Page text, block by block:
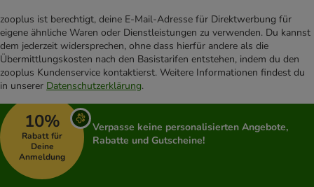
zooplus ist berechtigt, deine E-Mail-Adresse für Direktwerbung für
eigene ähnliche Waren oder Dienstleistungen zu verwenden. Du kannst
dem jederzeit widersprechen, ohne dass hierfür andere als die
Übermittlungskosten nach den Basistarifen entstehen, indem du den
zooplus Kundenservice kontaktierst. Weitere Informationen findest du
in unserer Datenschutzerklärung.
10%
Rabatt für
Deine
Anmeldung
Verpasse keine personalisierten Angebote,
Rabatte und Gutscheine!